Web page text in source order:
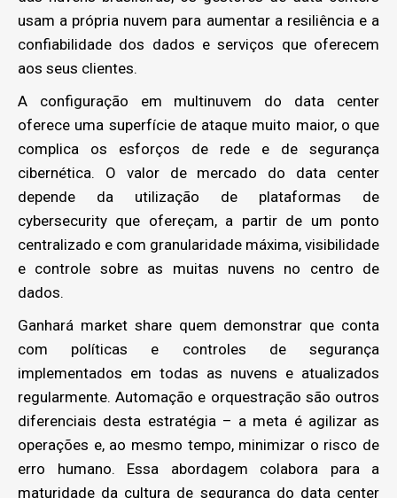
usam a própria nuvem para aumentar a resiliência e a
confiabilidade dos dados e serviços que oferecem
aos seus clientes.
A configuração em multinuvem do data center
oferece uma superfície de ataque muito maior, o que
complica os esforços de rede e de segurança
cibernética. O valor de mercado do data center
depende da utilização de plataformas de
cybersecurity que ofereçam, a partir de um ponto
centralizado e com granularidade máxima, visibilidade
e controle sobre as muitas nuvens no centro de
dados.
Ganhará market share quem demonstrar que conta
com políticas e controles de segurança
implementados em todas as nuvens e atualizados
regularmente. Automação e orquestração são outros
diferenciais desta estratégia – a meta é agilizar as
operações e, ao mesmo tempo, minimizar o risco de
erro humano. Essa abordagem colabora para a
maturidade da cultura de segurança do data center